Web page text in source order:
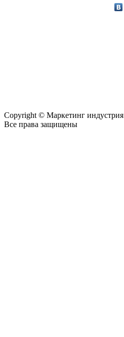
Copyright © Маркетинг индустрия
Все права защищены